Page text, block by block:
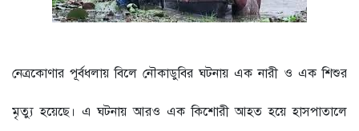
ওয়ালটন প্লাজার
বাগানে পড়েছিল নারীর
পু‌লি‌শে বরখাস্ত চলমান প্রক্রিয়া:
স্বরাষ্ট্র উপদেষ্টা
নেত্রকোণার পূর্বধলায় বিলে নৌকাডুবির ঘটনায় এক নারী ও এক শিশুর
মৃত্যু হয়েছে। এ ঘটনায় আরও এক কিশোরী আহত হয়ে হাসপাতালে